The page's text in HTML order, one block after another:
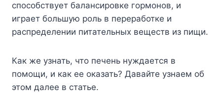
способствует балансировке гормонов, и
играет большую роль в переработке и
распределении питательных веществ из пищи.
Как же узнать, что печень нуждается в
помощи, и как ее оказать? Давайте узнаем об
этом далее в статье.